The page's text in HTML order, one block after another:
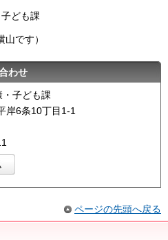
ども課
です）
わせ
・子ども課
岸6条10丁目1-1
ページの先頭へ戻る